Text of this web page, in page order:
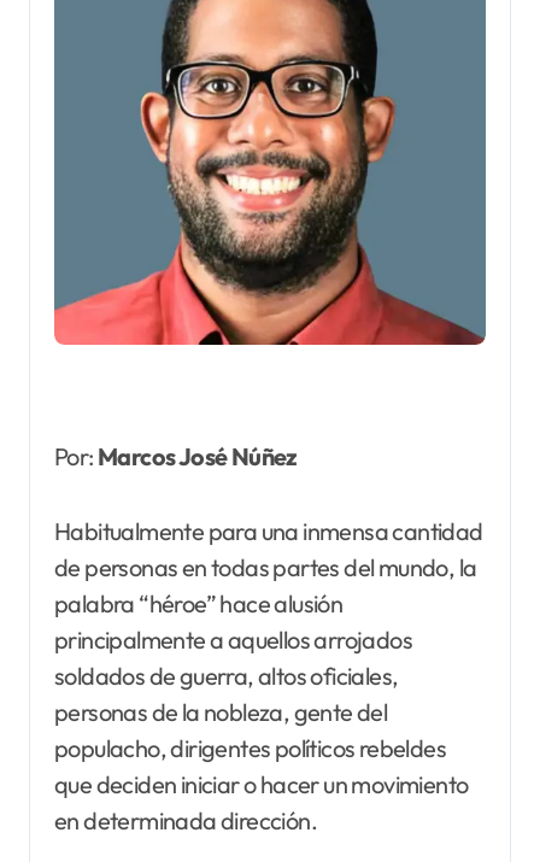
Por: Marcos José Núñez
Habitualmente para una inmensa cantidad
de personas en todas partes del mundo, la
palabra “héroe” hace alusión
principalmente a aquellos arrojados
soldados de guerra, altos oficiales,
personas de la nobleza, gente del
populacho, dirigentes políticos rebeldes
que deciden iniciar o hacer un movimiento
en determinada dirección.